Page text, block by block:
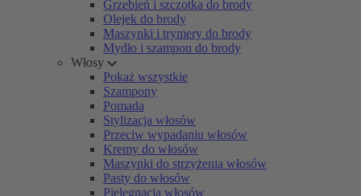
Grzebień i szczotka do brody
Olejek do brody
Maszynki i trymery do brody
Mydło i szampon do brody
Włosy
Pokaż wszystkie
Szampony
Pomada
Stylizacja włosów
Przeciw wypadaniu włosów
Kremy do włosów
Maszynki do strzyżenia włosów
Pasty do włosów
Pielęgnacja włosów